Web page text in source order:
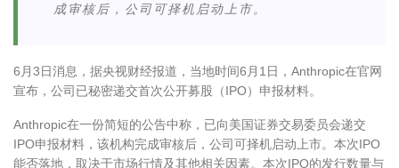
成审核后，公司可择机启动上市。
6月3日消息，据央视财经报道，当地时间6月1日，Anthropic在官网
宣布，公司已秘密递交首次公开募股（IPO）申报材料。
Anthropic在一份简短的公告中称，已向美国证券交易委员会递交
IPO申报材料，该机构完成审核后，公司可择机启动上市。本次IPO
能否落地，取决于市场行情及其他相关因素。本次IPO的发行数量与